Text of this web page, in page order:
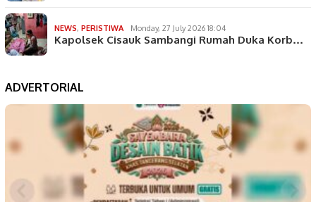
NEWS, PERISTIWA Monday, 27 July 2026 18:04
Kapolsek Cisauk Sambangi Rumah Duka Korb…
ADVERTORIAL